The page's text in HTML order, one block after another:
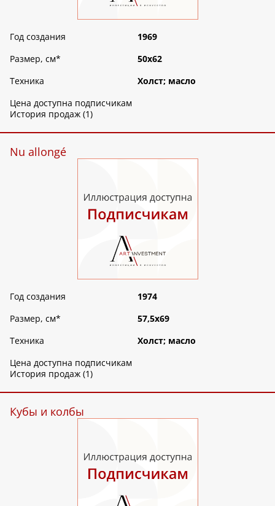
Год создания
1969
Размер, см*
50х62
Техника
Холст; масло
Цена доступна подписчикам
История продаж (1)
Nu allongé
Год создания
1974
Размер, см*
57,5х69
Техника
Холст; масло
Цена доступна подписчикам
История продаж (1)
Кубы и колбы